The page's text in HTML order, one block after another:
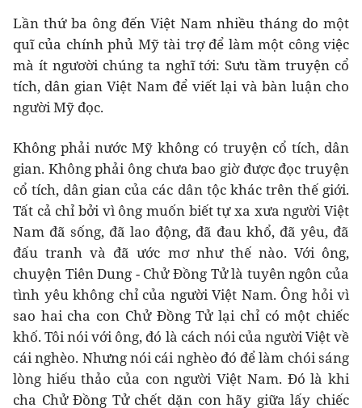
Lần thứ ba ông đến Việt Nam nhiều tháng do một
quĩ của chính phủ Mỹ tài trợ để làm một công việc
mà ít ngươời chúng ta nghĩ tới: Sưu tầm truyện cổ
tích, dân gian Việt Nam để viết lại và bàn luận cho
người Mỹ đọc.
Không phải nước Mỹ không có truyện cổ tích, dân
gian. Không phải ông chưa bao giờ được đọc truyện
cổ tích, dân gian của các dân tộc khác trên thế giới.
Tất cả chỉ bởi vì ông muốn biết tự xa xưa người Việt
Nam đã sống, đã lao động, đã đau khổ, đã yêu, đã
đấu tranh và đã ước mơ như thế nào. Với ông,
chuyện Tiên Dung - Chử Đồng Tử là tuyên ngôn của
tình yêu không chỉ của người Việt Nam. Ông hỏi vì
sao hai cha con Chử Đồng Tử lại chỉ có một chiếc
khố. Tôi nói với ông, đó là cách nói của người Việt về
cái nghèo. Nhưng nói cái nghèo đó để làm chói sáng
lòng hiếu thảo của con người Việt Nam. Đó là khi
cha Chử Đồng Tử chết dặn con hãy giữa lấy chiếc